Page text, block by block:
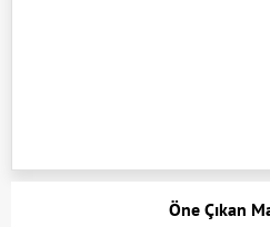
Öne Çıkan